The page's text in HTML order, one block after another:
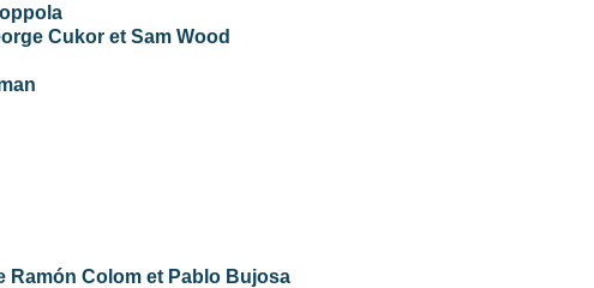
Cukor et Sam Wood
Ramón Colom et Pablo Bujosa